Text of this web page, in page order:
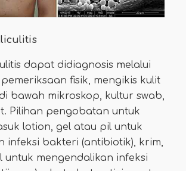
dapat didiagnosis melalui
fisik, mengikis kulit
bawah mikroskop, kultur swab,
Pilihan pengobatan untuk
lotion, gel atau pil untuk
infeksi bakteri (antibiotik), krim,
untuk mengendalikan infeksi